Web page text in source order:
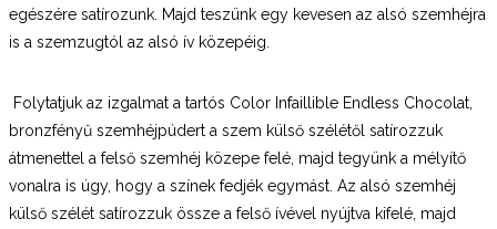
egészére satírozunk. Majd teszünk egy kevesen az alsó szemhéjra
is a szemzugtól az alsó ív közepéig.
Folytatjuk az izgalmat a tartós Color Infaillible Endless Chocolat,
bronzfényű szemhéjpúdert a szem külső szélétől satírozzuk
átmenettel a felső szemhéj közepe felé, majd tegyünk a mélyítő
vonalra is úgy, hogy a színek fedjék egymást. Az alsó szemhéj
külső szélét satírozzuk össze a felső ívével nyújtva kifelé, majd